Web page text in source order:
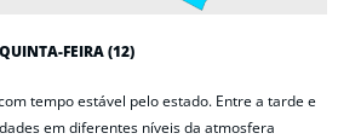
QUINTA-FEIRA (12)
tempo estável pelo estado. Entre a tarde e
em diferentes níveis da atmosfera